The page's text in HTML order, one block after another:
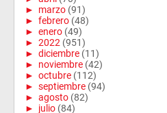
► marzo (91)
► febrero (48)
► enero (49)
► 2022 (951)
► diciembre (11)
► noviembre (42)
► octubre (112)
► septiembre (94)
► agosto (82)
► julio (84)